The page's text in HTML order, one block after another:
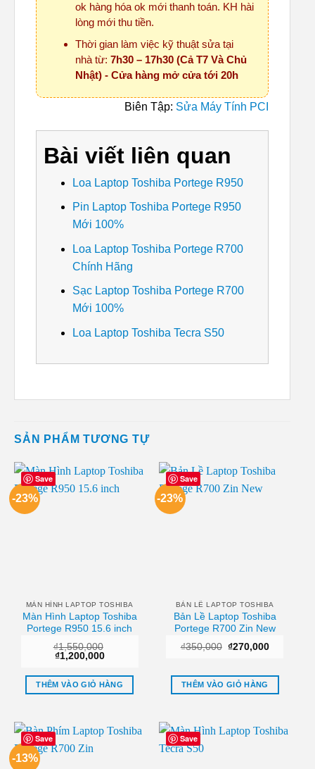
ok hàng hóa ok mới thanh toán. KH hài
lòng mới thu tiền.
Thời gian làm việc kỹ thuật sửa tại
nhà từ: 7h30 – 17h30 (Cả T7 Và Chủ
Nhật) - Cửa hàng mở cửa tới 20h
Biên Tập: Sửa Máy Tính PCI
Bài viết liên quan
Loa Laptop Toshiba Portege R950
Pin Laptop Toshiba Portege R950
Mới 100%
Loa Laptop Toshiba Portege R700
Chính Hãng
Sạc Laptop Toshiba Portege R700
Mới 100%
Loa Laptop Toshiba Tecra S50
SẢN PHẨM TƯƠNG TỰ
Save
-23%
MÀN HÌNH LAPTOP TOSHIBA
Màn Hình Laptop Toshiba
Portege R950 15.6 inch
₫1,550,000
Giá
là:
₫1,550,000.
₫1,200,000Giá
tại
là:
₫1,200,000.
THÊM VÀO GIỎ HÀNG
Save
-23%
BẢN LỀ LAPTOP TOSHIBA
Bản Lề Laptop Toshiba
Portege R700 Zin New
₫350,000 Giá
₫350,000.
₫270,000Giá
là:
THÊM VÀO GIỎ HÀNG
Save
-13%
Save